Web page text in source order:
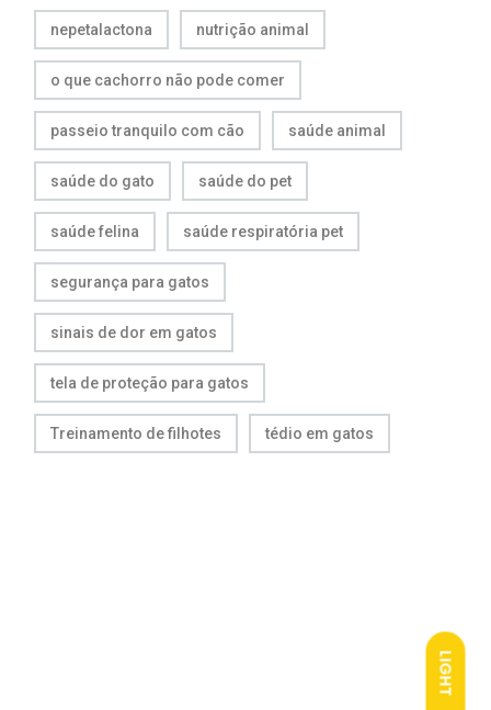
LIGHT
nepetalactona nutrição animal
o que cachorro não pode comer
passeio tranquilo com cão saúde animal
saúde do gato saúde do pet
saúde felina saúde respiratória pet
segurança para gatos
sinais de dor em gatos
tela de proteção para gatos
Treinamento de filhotes tédio em gatos